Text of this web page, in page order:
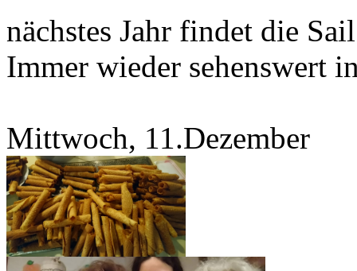
nächstes Jahr findet die
Immer wieder sehenswert
Mittwoch, 11.Dezember